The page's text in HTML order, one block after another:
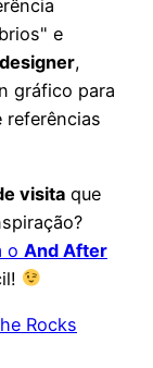
e
designer,
gráfico para
referências
visita que
o And After
Rocks